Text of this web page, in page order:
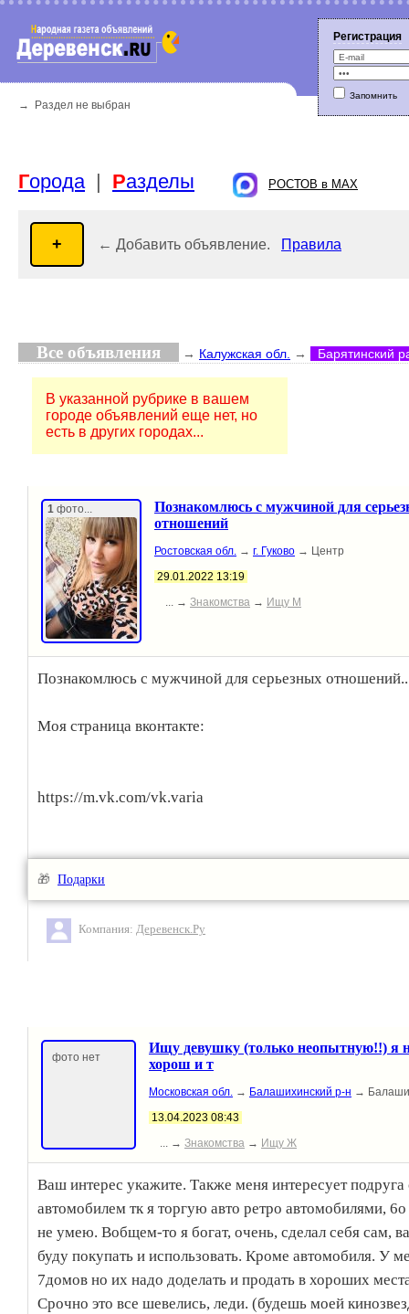
→ Раздел не выбран
Регистрация
Запомнить
орода|Разделы
РОСТОВ в MAX
← Добавить объявление. Правила
Все объявления → Калужская обл. → Барятинский
В указанной рубрике в вашем
городе объявлений еще нет, но
есть в других городах...
1 фото...
Познакомлюсь с мужчиной для
отношений
Ростовская обл. → г. Гуково → Центр
29.01.2022 13:19
... → Знакомства → Ищу М
Познакомлюсь с мужчиной для серьезных
Моя страница вконтакте:
https://m.vk.com/vk.varia
🎁 Подарки
Компания: Деревенск.Ру
фото нет
Ищу девушку (только неопытную!!) я
хорош и т
Московская обл. → Балашихинский р-н →
13.04.2023 08:43
... → Знакомства → Ищу Ж
Ваш интерес укажите. Также меня интересует подруга
автомобилем тк я торгую авто ретро автомобилями, 6о
не умею. Вобщем-то я богат, очень, сделал себя сам,
буду покупать и использовать. Кроме автомобиля. У
7домов но их надо доделать и продать в хороших
Срочно это все шевелись, леди. (будешь моей